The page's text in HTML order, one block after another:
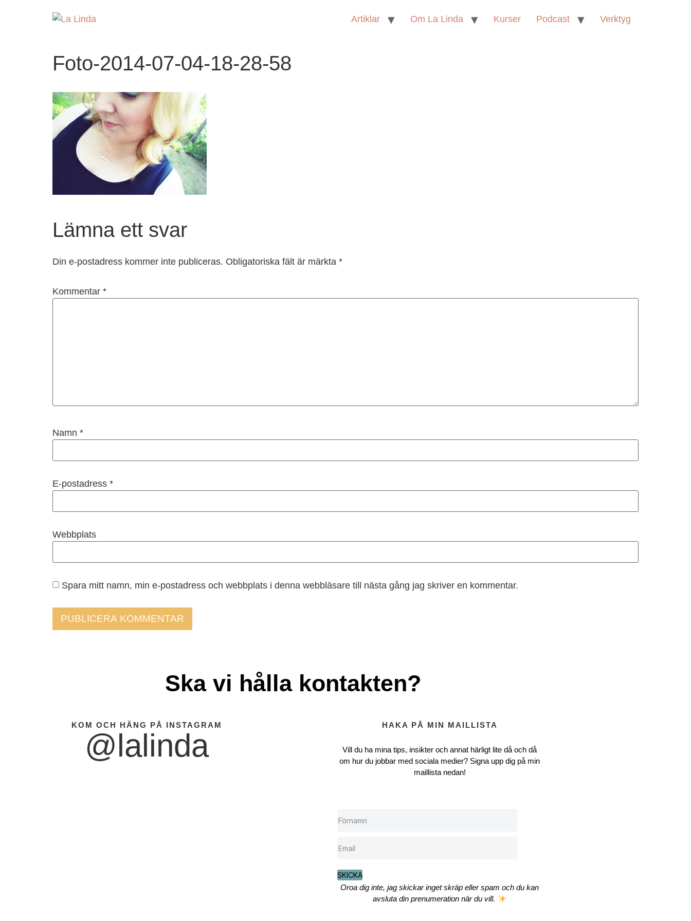
Artiklar Om La Linda Kurser Podcast Verktyg
Foto-2014-07-04-18-28-58
Lämna ett svar
Din e-postadress kommer inte publiceras. Obligatoriska fält är märkta *
Kommentar *
Namn *
E-postadress *
Webbplats
Spara mitt namn, min e-postadress och webbplats i denna webbläsare till nästa gång jag skriver en kommentar.
Ska vi hålla kontakten?
KOM OCH HÄNG PÅ INSTAGRAM
@lalinda
HAKA PÅ MIN MAILLISTA
Vill du ha mina tips, insikter och annat härligt lite då och då
om hur du jobbar med sociala medier? Signa upp dig på min
maillista nedan!
SKICKA
Oroa dig inte, jag skickar inget skräp eller spam och du kan
avsluta din prenumeration när du vill.